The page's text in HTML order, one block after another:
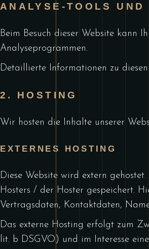
ANALYSE-TOOLS
Beim Besuch dieser Website kann
Analyseprogrammen.
Detaillierte Informationen zu
2. HOSTING
Wir hosten die Inhalte unserer
EXTERNES HOSTING
Diese Website wird extern
Hosters / der Hoster gespeichert.
Vertragsdaten, Kontaktdaten,
Das externe Hosting erfolgt zum
lit. b DSGVO) und im Interesse